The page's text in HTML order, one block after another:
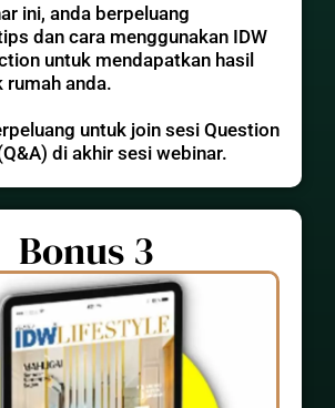
ini, anda berpeluang
dan cara menggunakan IDW
untuk mendapatkan hasil
anda.
untuk join sesi Question
di akhir sesi webinar.
Bonus 3